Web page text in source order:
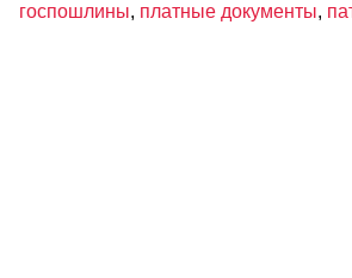
госпошлины, платные документы,